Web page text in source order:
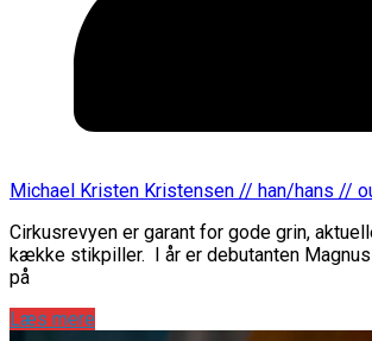
Michael Kristen Kristensen // han/hans //
Cirkusrevyen er garant for gode grin,
kække stikpiller. I år er debutanten
på
Læs mere